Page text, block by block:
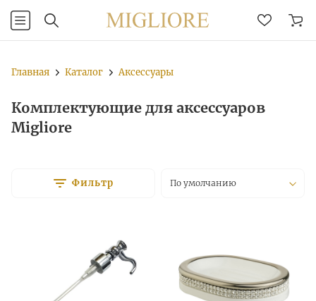
Главная Каталог Аксессуары
Комплектующие для аксессуаров
Migliore
Фильтр По умолчанию